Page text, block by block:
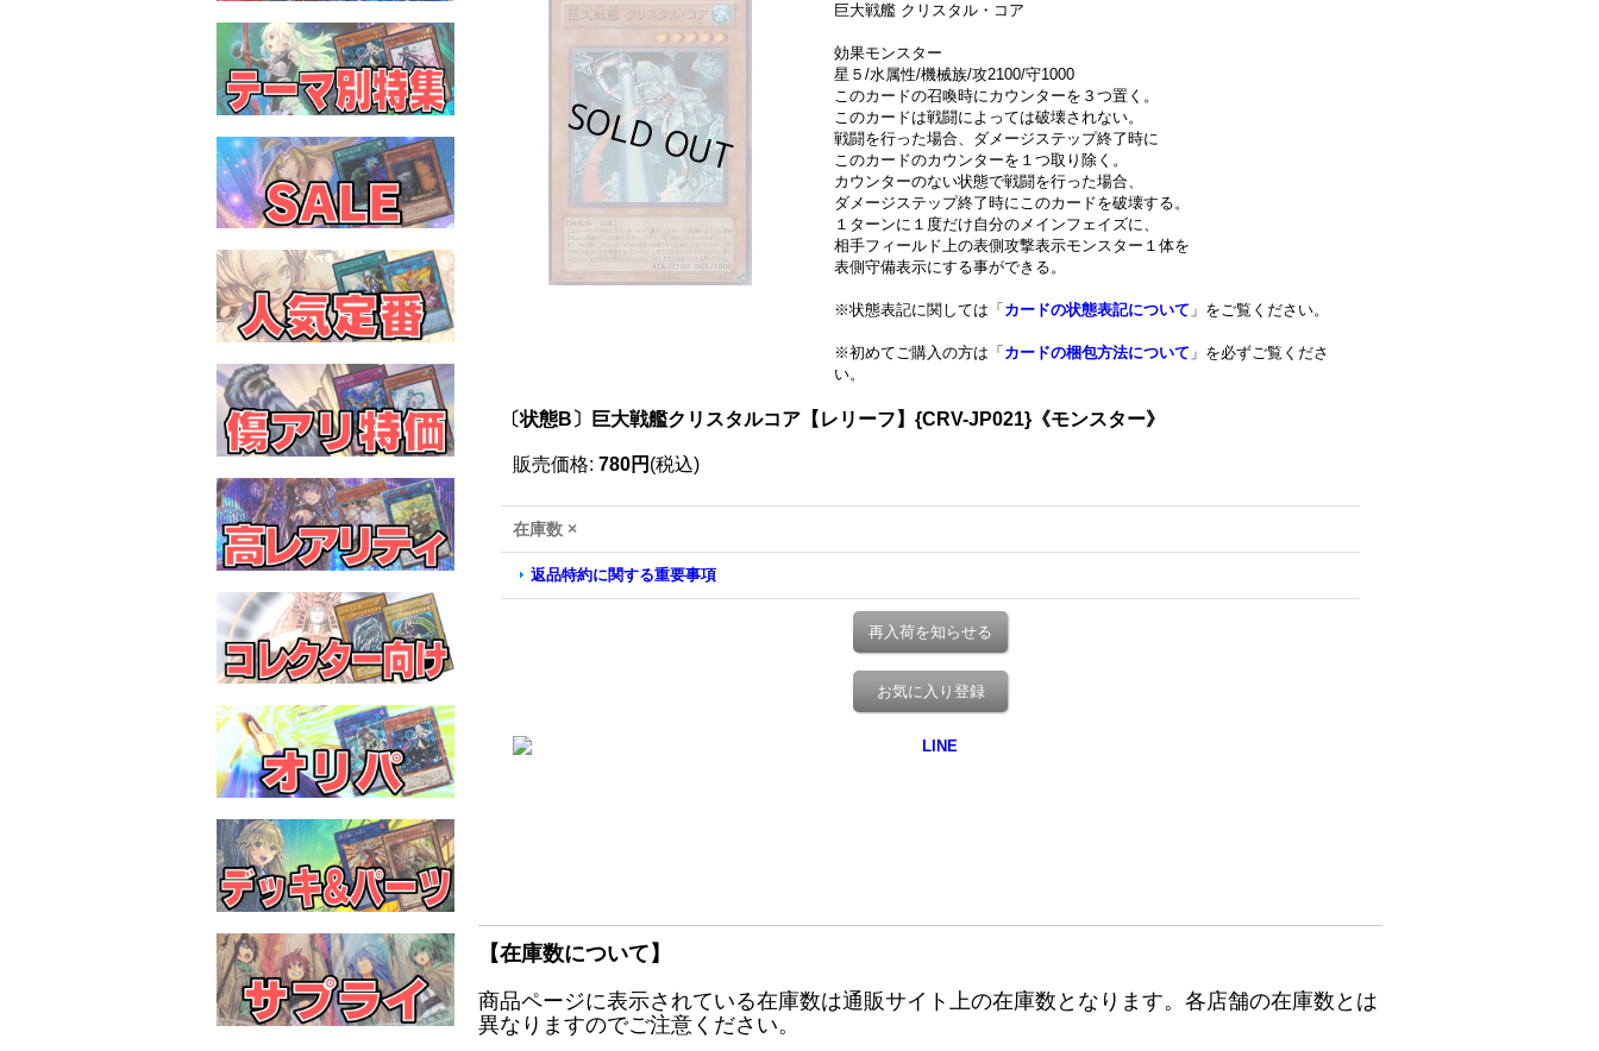
巨大戦艦 クリスタル・コア
効果モンスター
星５/水属性/機械族/攻2100/守1000
このカードの召喚時にカウンターを３つ置く。
このカードは戦闘によっては破壊されない。
戦闘を行った場合、ダメージステップ終了時に
このカードのカウンターを１つ取り除く。
カウンターのない状態で戦闘を行った場合、
ダメージステップ終了時にこのカードを破壊する。
１ターンに１度だけ自分のメインフェイズに、
相手フィールド上の表側攻撃表示モンスター１体を
表側守備表示にする事ができる。
※状態表記に関しては「 カードの状態表記について 」をご覧ください。
※初めてご購入の方は「 カードの梱包方法について 」を必ずご覧くださ
い。
〔状態B〕巨大戦艦クリスタルコア【レリーフ】{CRV-JP021}《モンスター》
販売価格: 780円 (税込)
在庫数 ×
返品特約に関する重要事項
再入荷を知らせる
お気に入り登録
【在庫数について】
商品ページに表示されている在庫数は通販サイト上の在庫数となります。各店舗の在庫数とは
異なりますのでご注意ください。